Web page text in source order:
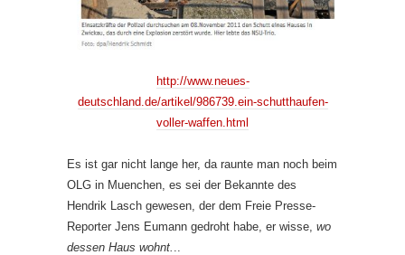
http://www.neues-
deutschland.de/artikel/986739.ein-schutthaufen-
voller-waffen.html
Es ist gar nicht lange her, da raunte man noch beim
OLG in Muenchen, es sei der Bekannte des
Hendrik Lasch gewesen, der dem Freie Presse-
Reporter Jens Eumann gedroht habe, er wisse, wo
dessen Haus wohnt.